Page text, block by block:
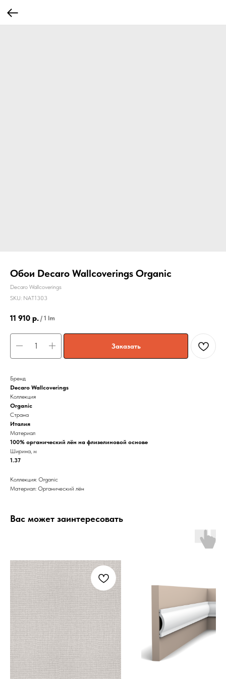
Обои Decaro Wallcoverings Organic
Decaro Wallcoverings
SKU: NAT1303
11 910 р. / 1 lm
Заказать
Бренд
Decaro Wallcoverings
Коллекция
Organic
Страна
Италия
Материал
100% органический лён на флизелиновой основе
Ширина, м
1.37
Коллекция: Organic
Материал: Органический лён
Вас может заинтересовать